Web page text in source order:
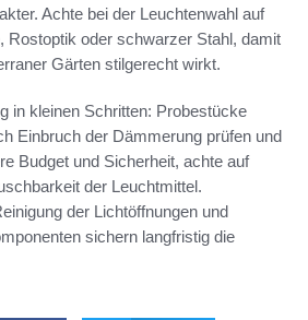
Achte bei der Leuchtenwahl auf
Rostoptik oder schwarzer Stahl, damit
Gärten stilgerecht wirkt.
in kleinen Schritten: Probestücke
Einbruch der Dämmerung prüfen und
Budget und Sicherheit, achte auf
der Leuchtmittel.
der Lichtöffnungen und
sichern langfristig die